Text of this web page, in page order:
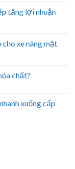
tăng lợi nhuận
xe nâng mặt
chất?
xuống cấp